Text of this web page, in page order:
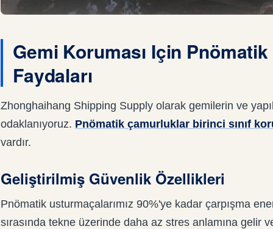
Gemi Koruması Için
Faydaları
Zhonghaihang Shipping Supply olarak gemilerin ve
odaklanıyoruz. Pnömatik çamurluklar birinci sınıf
vardır.
Geliştirilmiş Güvenlik Özellikleri
Pnömatik usturmaçalarımız 90%'ye kadar çarpışma
sırasında tekne üzerinde daha az stres anlamına gelir